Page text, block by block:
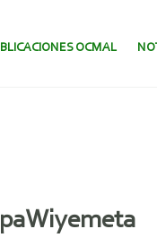
OCMAL